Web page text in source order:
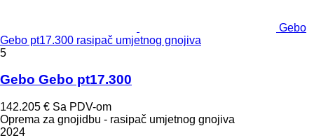
Gebo
Gebo pt17.300 rasipač umjetnog gnojiva
5
Gebo Gebo pt17.300
142.205 € Sa PDV-om
Oprema za gnojidbu - rasipač umjetnog gnojiva
2024